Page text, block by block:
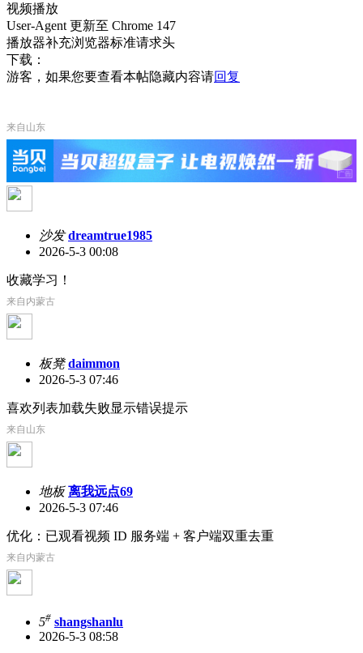
视频播放
User-Agent 更新至 Chrome 147
播放器补充浏览器标准请求头
下载：
游客，如果您要查看本帖隐藏内容请回复
来自山东
沙发 dreamtrue1985
2026-5-3 00:08
收藏学习！
来自内蒙古
板凳 daimmon
2026-5-3 07:46
喜欢列表加载失败显示错误提示
来自山东
地板 离我远点69
2026-5-3 07:46
优化：已观看视频 ID 服务端 + 客户端双重去重
来自内蒙古
5# shangshanlu
2026-5-3 08:58